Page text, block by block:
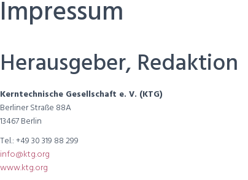
Impressum
Herausgeber, Redaktion
Kerntechnische Gesellschaft e. V. (KTG)
Berliner Straße 88A
13467 Berlin
Tel.: +49 30 319 88 299
info@ktg.org
www.ktg.org